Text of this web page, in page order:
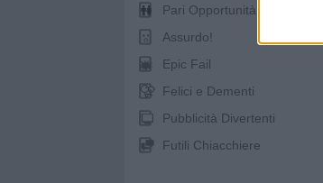
Pari Opportunità
Assurdo!
Epic Fail
Felici e Dementi
Pubblicità Divertenti
Futili Chiacchiere